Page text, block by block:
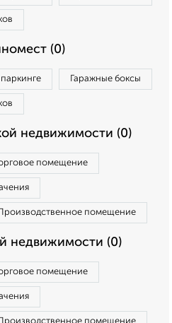
(0)
Гаражные боксы
недвижимости (0)
помещение
помещение
недвижимости (0)
помещение